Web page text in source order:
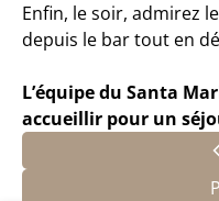
Enfin, le soir, admirez
depuis le bar tout en
L’équipe du Santa
accueillir pour un